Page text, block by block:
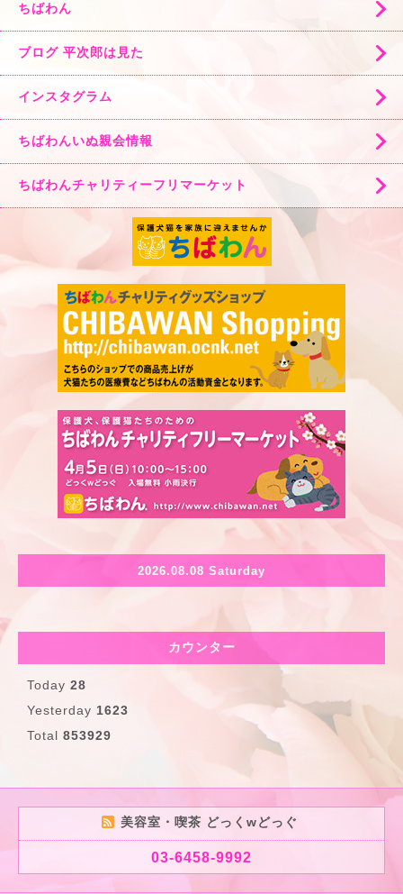
ちばわん
ブログ 平次郎は見た
インスタグラム
ちばわんいぬ親会情報
ちばわんチャリティーフリマーケット
2026.08.08 Saturday
カウンター
Today 28
Yesterday 1623
Total 853929
美容室・喫茶 どっくwどっぐ
03-6458-9992